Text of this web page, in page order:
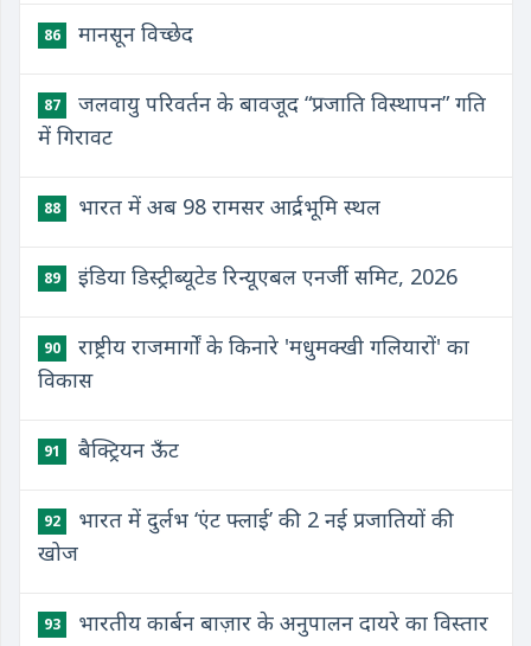
86 मानसून विच्छेद
87
जलवायु परिवर्तन के बावजूद “प्रजाति विस्थापन” गति
में गिरावट
88 भारत में अब 98 रामसर आर्द्रभूमि स्थल
89 इंडिया डिस्ट्रीब्यूटेड रिन्यूएबल एनर्जी समिट, 2026
90
राष्ट्रीय राजमार्गों के किनारे 'मधुमक्खी गलियारों' का
विकास
91 बैक्ट्रियन ऊँट
92
भारत में दुर्लभ ‘एंट फ्लाई’ की 2 नई प्रजातियों की
खोज
93 भारतीय कार्बन बाज़ार के अनुपालन दायरे का विस्तार